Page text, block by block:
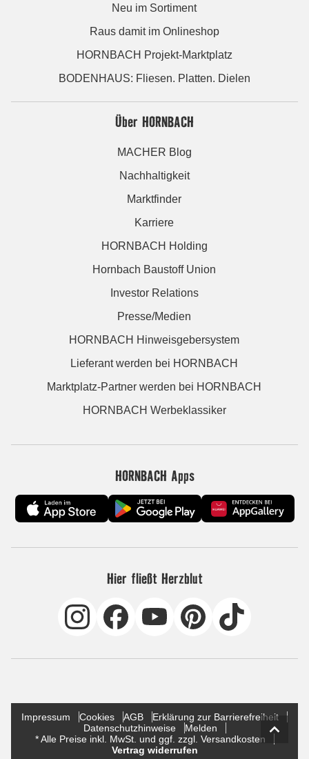
Neu im Sortiment
Raus damit im Onlineshop
HORNBACH Projekt-Marktplatz
BODENHAUS: Fliesen. Platten. Dielen
Über HORNBACH
MACHER Blog
Nachhaltigkeit
Marktfinder
Karriere
HORNBACH Holding
Hornbach Baustoff Union
Investor Relations
Presse/Medien
HORNBACH Hinweisgebersystem
Lieferant werden bei HORNBACH
Marktplatz-Partner werden bei HORNBACH
HORNBACH Werbeklassiker
HORNBACH Apps
Hier fließt Herzblut
Impressum Cookies AGB
Erklärung zur Barrierefreiheit
Datenschutzhinweise
Melden
* Alle Preise inkl. MwSt. und ggf. zzgl. Versandkosten
Vertrag widerrufen